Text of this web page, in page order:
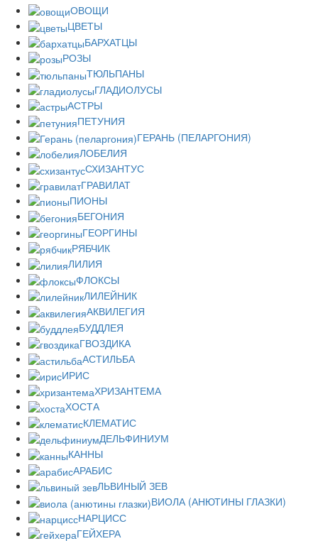
ОВОЩИ
ЦВЕТЫ
БАРХАТЦЫ
РОЗЫ
ТЮЛЬПАНЫ
ГЛАДИОЛУСЫ
АСТРЫ
ПЕТУНИЯ
ГЕРАНЬ (ПЕЛАРГОНИЯ)
ЛОБЕЛИЯ
СХИЗАНТУС
ГРАВИЛАТ
ПИОНЫ
БЕГОНИЯ
ГЕОРГИНЫ
РЯБЧИК
ЛИЛИЯ
ФЛОКСЫ
ЛИЛЕЙНИК
АКВИЛЕГИЯ
БУДДЛЕЯ
ГВОЗДИКА
АСТИЛЬБА
ИРИС
ХРИЗАНТЕМА
ХОСТА
КЛЕМАТИС
ДЕЛЬФИНИУМ
КАННЫ
АРАБИС
ЛЬВИНЫЙ ЗЕВ
ВИОЛА (АНЮТИНЫ ГЛАЗКИ)
НАРЦИСС
ГЕЙХЕРА